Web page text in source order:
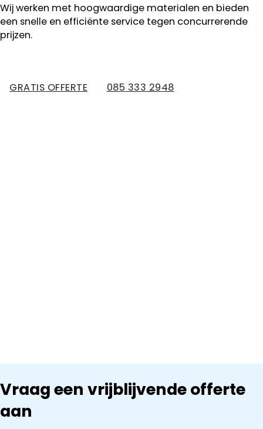
Wij werken met hoogwaardige materialen en bieden
een snelle en efficiënte service tegen concurrerende
prijzen.
GRATIS OFFERTE 085 333 2948
Vraag een vrijblijvende offerte
aan